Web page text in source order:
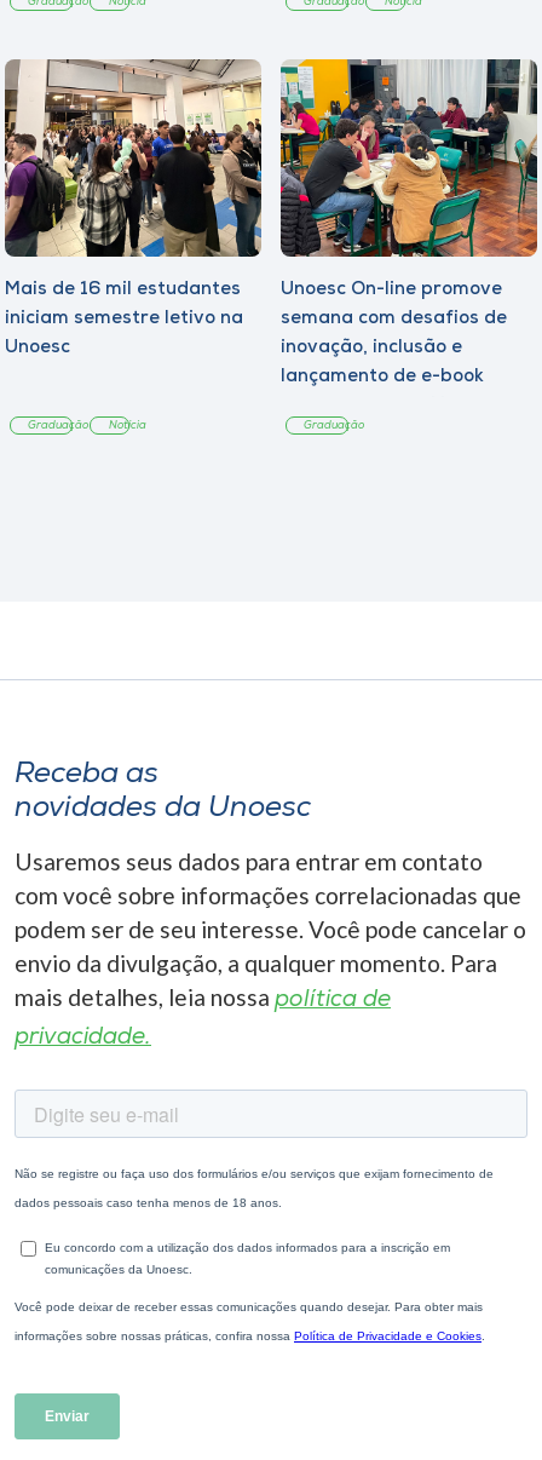
Graduação Notícia Graduação Notícia
Mais de 16 mil estudantes
iniciam semestre letivo na
Unoesc
Graduação Notícia
Unoesc On-line promove
semana com desafios de
inovação, inclusão e
lançamento de e-book
Graduação
Receba as
novidades da Unoesc
Usaremos seus dados para entrar em contato
com você sobre informações correlacionadas que
podem ser de seu interesse. Você pode cancelar o
envio da divulgação, a qualquer momento. Para
mais detalhes, leia nossa política de
privacidade.